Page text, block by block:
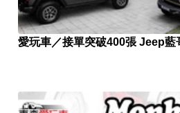
愛玩車／接單突破400張 Jeep藍